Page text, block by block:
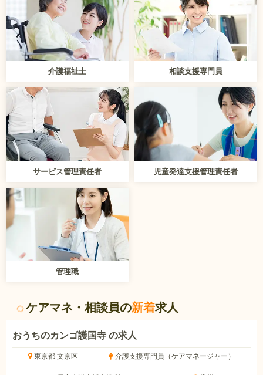
介護福祉士 相談支援専門員
サービス管理責任者 児童発達支援管理責任者
管理職
ケアマネ・相談員の新着求人
おうちのカンゴ護国寺 の求人
東京都 文京区 介護支援専門員（ケアマネージャー）